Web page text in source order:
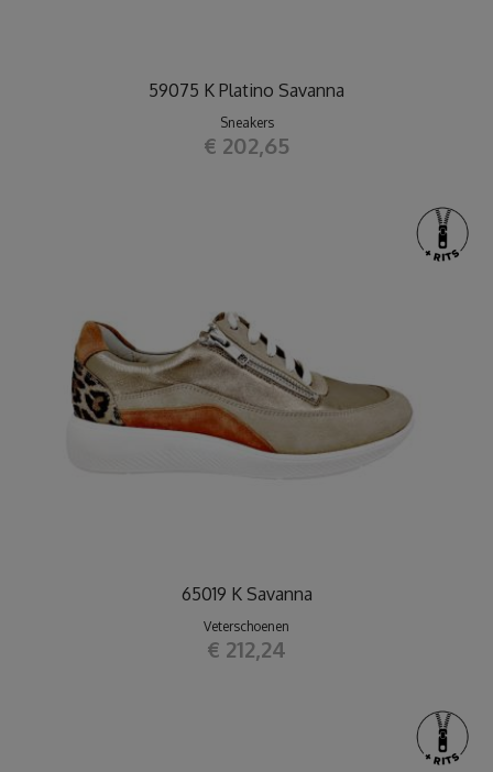
59075 K Platino Savanna
Sneakers
€ 202,65
65019 K Savanna
Veterschoenen
€ 212,24